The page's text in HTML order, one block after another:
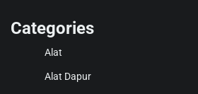
Categories
Alat
Alat Dapur